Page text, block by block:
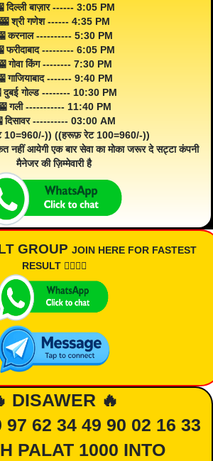
दिल्ली बाज़ार ------ 3:05 PM
🎰 श्री गणेश ------ 4:35 PM
करनाल ---------- 5:30 PM
फरीदाबाद --------- 6:05 PM
गोवा किंग -------- 7:30 PM
गाजियाबाद ------- 9:40 PM
दुबई गोल्ड -------- 10:30 PM
गली ----------- 11:40 PM
दिसावर ---------- 03:00 AM
10=960/-)) ((हरूफ़ रेट 100=960/-))
नहीं आयेगी एक बार सेवा का मोका जरूर दे सट्टा कंपनी
मैनेजर की ज़िम्मेवारी है
GROUP JOIN HERE FOR FASTEST
RESULT 👇🏾👇🏾
DISAWER 🔥
97 62 34 49 90 02 16 33
PALAT 1000 INTO